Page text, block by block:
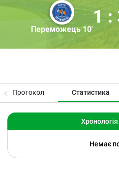
Переможець 10'
1 :
Протокол Статистика
Немає